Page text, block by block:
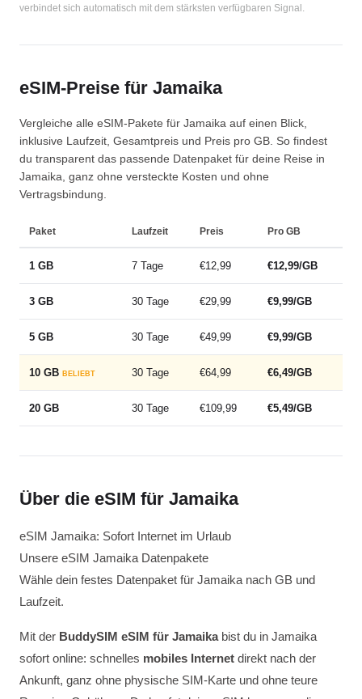
verbindet sich automatisch mit dem stärksten verfügbaren Signal.
eSIM-Preise für Jamaika
Vergleiche alle eSIM-Pakete für Jamaika auf einen Blick,
inklusive Laufzeit, Gesamtpreis und Preis pro GB. So findest
du transparent das passende Datenpaket für deine Reise in
Jamaika, ganz ohne versteckte Kosten und ohne
Vertragsbindung.
Paket Laufzeit Preis Pro GB
1 GB 7 Tage €12,99 €12,99/GB
3 GB 30 Tage €29,99 €9,99/GB
5 GB 30 Tage €49,99 €9,99/GB
10 GB BELIEBT 30 Tage €64,99 €6,49/GB
20 GB 30 Tage €109,99 €5,49/GB
Über die eSIM für Jamaika
eSIM Jamaika: Sofort Internet im Urlaub
Unsere eSIM Jamaika Datenpakete
Wähle dein festes Datenpaket für Jamaika nach GB und
Laufzeit.
Mit der BuddySIM eSIM für Jamaikabist du in Jamaika
sofort online: schnelles mobiles Internet direkt nach der
Ankunft, ganz ohne physische SIM-Karte und ohne teure